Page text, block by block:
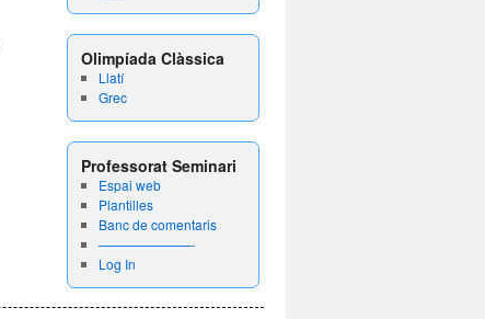
Olimpíada Clàssica
Llatí
Grec
Professorat Seminari
Espai web
Plantilles
Banc de comentaris
———————-
Log In